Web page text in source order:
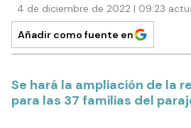
4 de diciembre de 2022 | 09:23
Añadir como fuente en
Se hará la ampliación de la
para las 37 familias del